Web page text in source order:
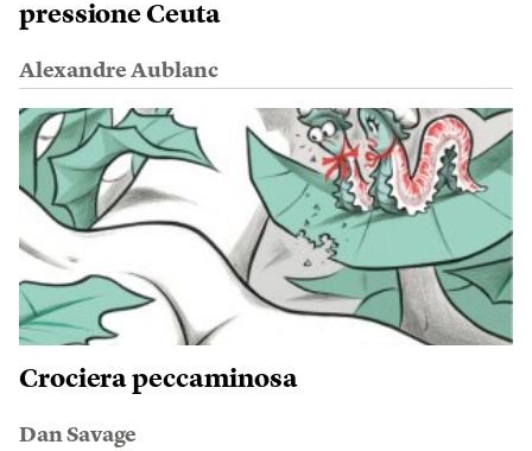
pressione Ceuta
Alexandre Aublanc
Crociera peccaminosa
Dan Savage